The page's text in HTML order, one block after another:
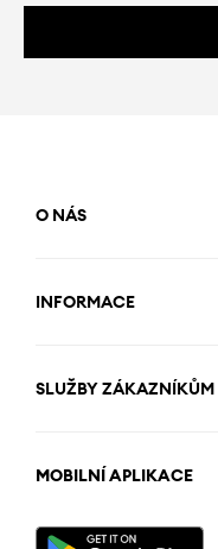
O NÁS
INFORMACE
SLUŽBY ZÁKAZNÍKŮM
MOBILNÍ APLIKACE